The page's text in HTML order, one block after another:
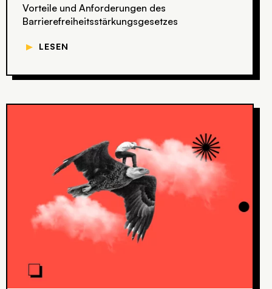
Vorteile und Anforderungen des
Barrierefreiheits­stärkungsgesetzes
▼ LESEN